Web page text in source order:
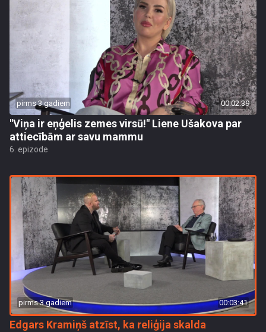
pirms 3 gadiem 00:02:39
"Viņa ir eņģelis zemes virsū!" Liene Ušakova par
attiecībām ar savu mammu
6. epizode
pirms 3 gadiem 00:03:41
Edgars Kramiņš atzīst, ka reliģija skalda